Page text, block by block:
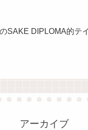
のSAKE DIPLOMA的テ
アーカイブ